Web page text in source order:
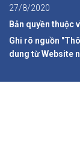
27/8/2020
Bản quyền thuộc
Ghi rõ nguồn
dung từ Website